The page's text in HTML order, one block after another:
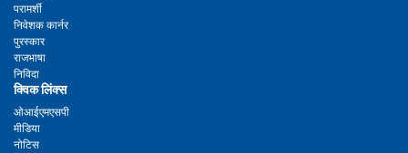
परामर्शी
निवेशक कार्नर
पुरस्कार
राजभाषा
निविदा
क्विक लिंक्स
ओआईएमएसपी
मीडिया
नोटिस